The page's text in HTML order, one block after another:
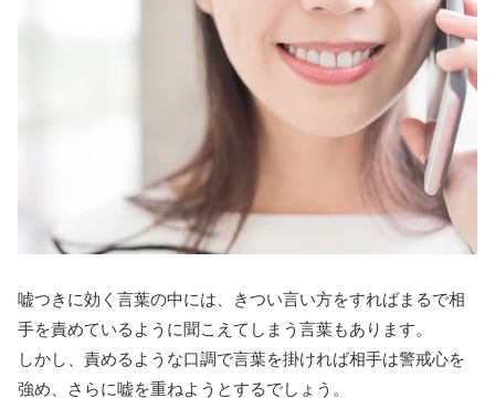
嘘つきに効く言葉の中には、きつい言い方をすればまるで相
手を責めているように聞こえてしまう言葉もあります。
しかし、責めるような口調で言葉を掛ければ相手は警戒心を
強め、さらに嘘を重ねようとするでしょう。